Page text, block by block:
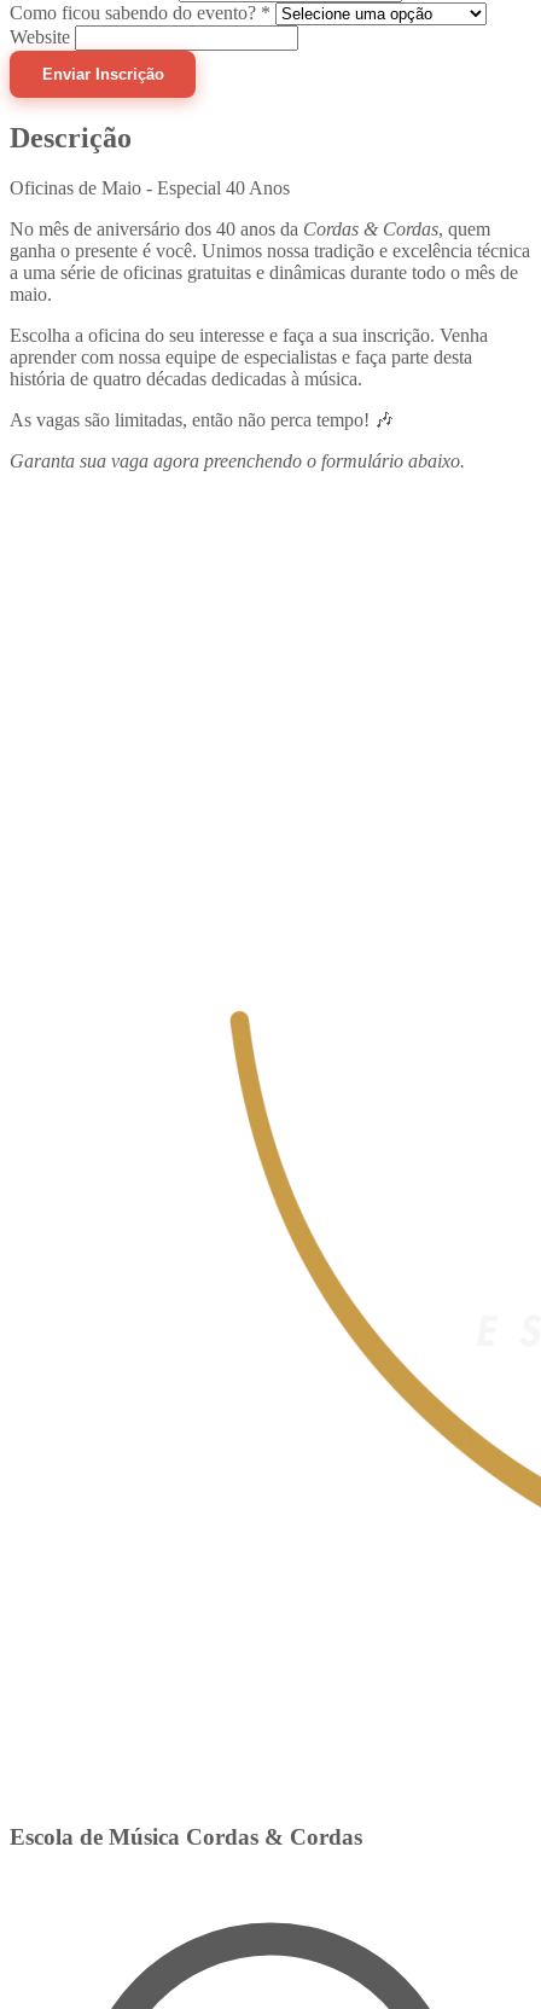
Como ficou sabendo do evento? *
Website
Enviar Inscrição
Descrição
Oficinas de Maio - Especial 40 Anos
No mês de aniversário dos 40 anos da Cordas & Cordas, quem
ganha o presente é você. Unimos nossa tradição e excelência técnica
a uma série de oficinas gratuitas e dinâmicas durante todo o mês de
maio.
Escolha a oficina do seu interesse e faça a sua inscrição. Venha
aprender com nossa equipe de especialistas e faça parte desta
história de quatro décadas dedicadas à música.
As vagas são limitadas, então não perca tempo! 🎶
Garanta sua vaga agora preenchendo o formulário abaixo.
Escola de Música Cordas & Cordas